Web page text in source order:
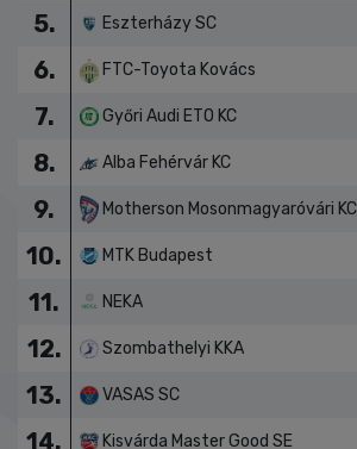
4. MOL Esztergom
5. Eszterházy SC
6. FTC-Toyota Kovács
7. Győri Audi ETO KC
8. Alba Fehérvár KC
9. Motherson Mosonmagyaróvári KC
10. MTK Budapest
11. NEKA
12. Szombathelyi KKA